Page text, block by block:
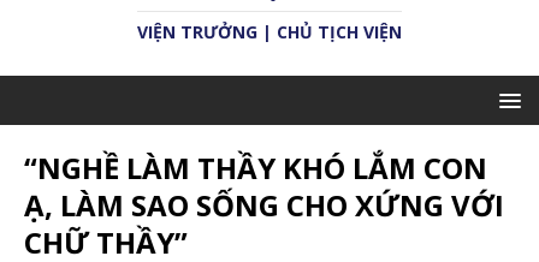
VIỆN TRƯỞNG | CHỦ TỊCH VIỆN
“NGHỀ LÀM THẦY KHÓ LẮM CON
Ạ, LÀM SAO SỐNG CHO XỨNG VỚI
CHỮ THẦY”